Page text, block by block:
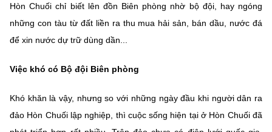
Hòn Chuối chỉ biết lên đồn Biên phòng nhờ bộ đội, hay ngóng
những con tàu từ đất liền ra thu mua hải sản, bán dầu, nước đá
để xin nước dự trữ dùng dần...
Việc khó có Bộ đội Biên phòng
Khó khăn là vậy, nhưng so với những ngày đầu khi người dân ra
đảo Hòn Chuối lập nghiệp, thì cuộc sống hiện tại ở Hòn Chuối đã